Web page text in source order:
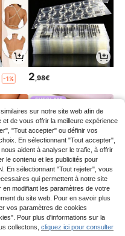
-1% 2,98€
5,88€
sur notre site web afin de
de vous offrir la meilleure expérience
"Tout accepter" ou définir vos
En sélectionnant "Tout accepter",
aident à analyser le trafic, à offrir
le contenu et les publicités pour
En sélectionnant "Tout rejeter", vous
qui permettent à notre site
modifiant les paramètres de votre
du site web. Pour en savoir plus
vos paramètres de cookies
Pour plus d'informations sur la
collectons, cliquez ici pour consulter